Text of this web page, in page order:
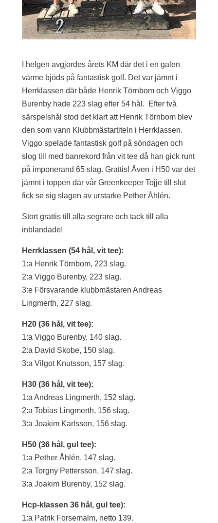
I helgen avgjordes årets KM där det i en galen
värme bjöds på fantastisk golf. Det var jämnt i
Herrklassen där både Henrik Törnbom och Viggo
Burenby hade 223 slag efter 54 hål. Efter två
särspelshål stod det klart att Henrik Törnbom blev
den som vann Klubbmästartiteln i Herrklassen.
Viggo spelade fantastisk golf på söndagen och
slog till med banrekord från vit tee då han gick runt
på imponerand 65 slag. Grattis! Även i H50 var det
jämnt i toppen där vår Greenkeeper Tojje till slut
fick se sig slagen av urstarke Pether Åhlén.
Stort grattis till alla segrare och tack till alla
inblandade!
Herrklassen (54 hål, vit tee):
1:a Henrik Törnbom, 223 slag.
2:a Viggo Burenby, 223 slag.
3:e Försvarande klubbmästaren Andreas
Lingmerth, 227 slag.
H20 (36 hål, vit tee):
1:a Viggo Burenby, 140 slag.
2:a David Skobe, 150 slag.
3:a Vilgot Knutsson, 157 slag.
H30 (36 hål, vit tee):
1:a Andreas Lingmerth, 152 slag.
2:a Tobias Lingmerth, 156 slag.
3:a Joakim Karlsson, 156 slag.
H50 (36 hål, gul tee):
1:a Pether Åhlén, 147 slag.
2:a Torgny Pettersson, 147 slag.
3:a Joakim Burenby, 152 slag.
Hcp-klassen 36 hål, gul tee):
1:a Patrik Forsemalm, netto 139.